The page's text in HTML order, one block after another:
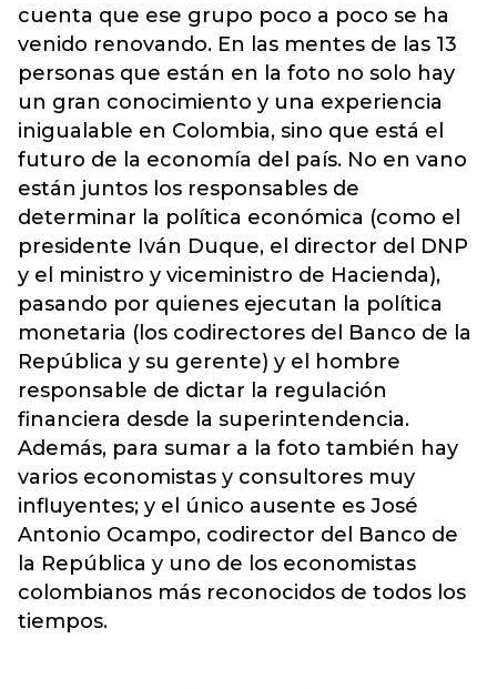
cuenta que ese grupo poco a poco se ha
venido renovando. En las mentes de las 13
personas que están en la foto no solo hay
un gran conocimiento y una experiencia
inigualable en Colombia, sino que está el
futuro de la economía del país. No en vano
están juntos los responsables de
determinar la política económica (como el
presidente Iván Duque, el director del DNP
y el ministro y viceministro de Hacienda),
pasando por quienes ejecutan la política
monetaria (los codirectores del Banco de la
República y su gerente) y el hombre
responsable de dictar la regulación
financiera desde la superintendencia.
Además, para sumar a la foto también hay
varios economistas y consultores muy
influyentes; y el único ausente es José
Antonio Ocampo, codirector del Banco de
la República y uno de los economistas
colombianos más reconocidos de todos los
tiempos.